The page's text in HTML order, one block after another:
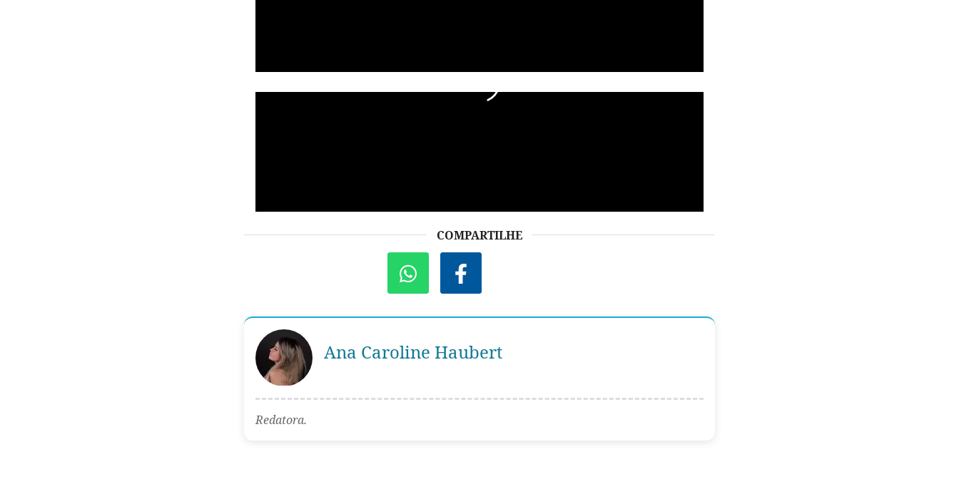
COMPARTILHE
Ana Caroline Haubert
Redatora.